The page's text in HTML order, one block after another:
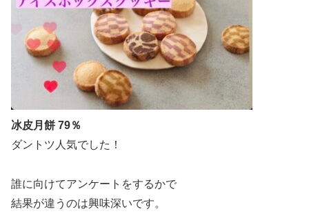
冰皮月餅 79％
ダントツ人気でした！
誰に向けてアンケートをするかで
結果が違うのは興味深いです。